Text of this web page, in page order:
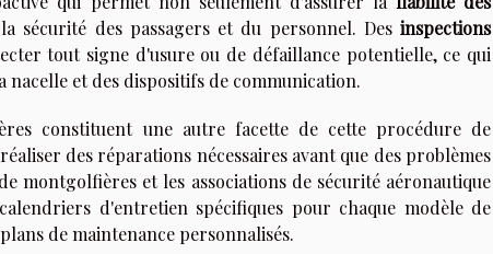
sécurité des passagers et du personnel. Des inspections
tout signe d'usure ou de défaillance potentielle, ce qui
et des dispositifs de communication.
constituent une autre facette de cette procédure de
des réparations nécessaires avant que des problèmes
montgolfières et les associations de sécurité aéronautique
d'entretien spécifiques pour chaque modèle de
de maintenance personnalisés.